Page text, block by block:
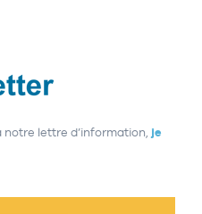
lettre d’information, je